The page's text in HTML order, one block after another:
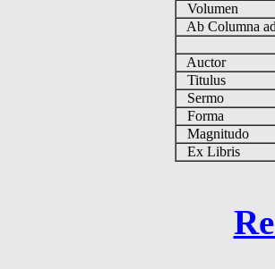
Volumen
Ab Columna
Auctor
Titulus
Sermo
Forma
Magnitudo
Ex Libris